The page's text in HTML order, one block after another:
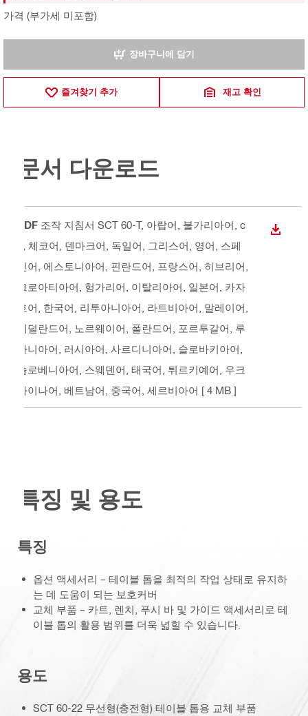
가격 (부가세 미포함)
장바구니에 담기
즐겨찾기 추가 재고 확인
문서 다운로드
PDF 조작 지침서 SCT 60-T, 아랍어, 불가리아어, c
n, 체코어, 덴마크어, 독일어, 그리스어, 영어, 스페
인어, 에스토니아어, 핀란드어, 프랑스어, 히브리어,
크로아티아어, 헝가리어, 이탈리아어, 일본어, 카자
흐어, 한국어, 리투아니아어, 라트비아어, 말레이어,
네덜란드어, 노르웨이어, 폴란드어, 포르투갈어, 루
마니아어, 러시아어, 사르디니아어, 슬로바키아어,
슬로베니아어, 스웨덴어, 태국어, 튀르키예어, 우크
라이나어, 베트남어, 중국어, 세르비아어 [ 4 MB ]
다운로
특징 및 용도
특징
옵션 액세서리 – 테이블 톱을 최적의 작업 상태로 유지하
는 데 도움이 되는 보호커버
교체 부품 – 카트, 렌치, 푸시 바 및 가이드 액세서리로 테
이블 톱의 활용 범위를 더욱 넓힐 수 있습니다.
용도
SCT 60-22 무선형(충전형) 테이블 톱용 교체 부품